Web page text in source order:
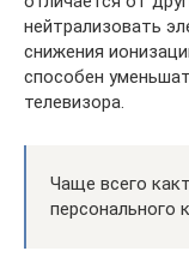
нейтрализовать
снижения
способен
телевизора.
Чаще всего
персонального